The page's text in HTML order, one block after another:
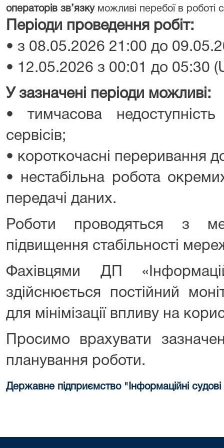
операторів зв’язкуможливі перебої в роботі
Періоди проведення робіт:
• з 08.05.2026 21:00 до
• 12.05.2026 з 00:01 до 05:30
У зазначені періоди можливі:
• тимчасова
сервісів;
• короткочасні переривання
• нестабільна робота
передачі даних.
Роботи проводяться з
підвищення стабільності
Фахівцями ДП
здійснюється постійний
для мінімізації впливу на
Просимо врахувати
планування роботи.
Державне підприємство "Інформаційні